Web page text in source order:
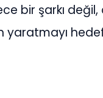
bir şarkı değil,